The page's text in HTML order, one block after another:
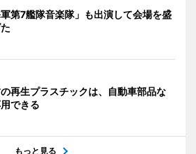
軍第7艦隊音楽隊」も出演して会場を盛
再生プラスチックは、自動車部品な
できる
もっと見る